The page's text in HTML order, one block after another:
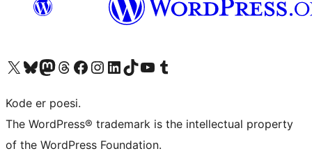
Besøk vår konto på X Visit our Bluesky account
Besøk vår Mastodon-konto
Visit our Threads account
Besøk vår Facebook-sideBesøk vår Instagram-konto
Besøk vår LinkedIn-konto
Visit our TikTok account
Visit our YouTube channel
Visit our Tumblr account
Kode er poesi.
The WordPress® trademark is the intellectual property
of the WordPress Foundation.